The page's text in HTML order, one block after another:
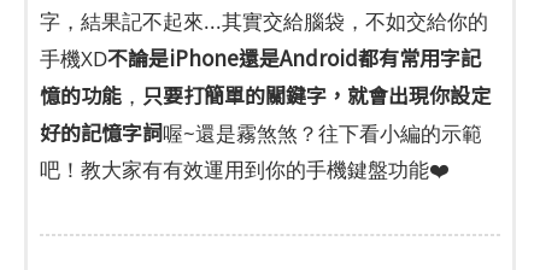
字，結果記不起來...其實交給腦袋，不如交給你的
手機XD不論是iPhone還是Android都有常用字記
憶的功能 ， 只要打簡單的關鍵字，就會出現你設定
好的記憶字詞喔~還是霧煞煞？往下看小編的示範
吧！教大家有有效運用到你的手機鍵盤功能❤️